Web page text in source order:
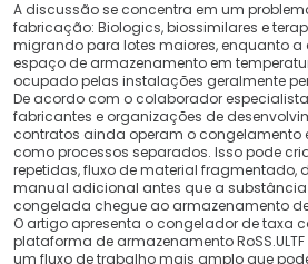
A discussão se concentra em um
fabricação: Biologics, biossimilares e
migrando para lotes maiores, enquanto a
espaço de armazenamento em
ocupado pelas instalações geralmente
De acordo com o colaborador
fabricantes e organizações de
contratos ainda operam o congelamento
como processos separados. Isso pode
repetidas, fluxo de material fragmentado,
manual adicional antes que a
congelada chegue ao armazenamento
O artigo apresenta o congelador de taxa
plataforma de armazenamento
um fluxo de trabalho mais amplo que